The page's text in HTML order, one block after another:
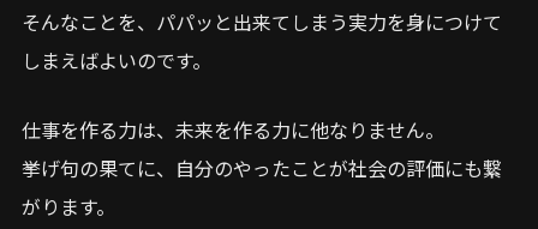
そんなことを、パパッと出来てしまう実力を身につけて
しまえばよいのです。
仕事を作る力は、未来を作る力に他なりません。
挙げ句の果てに、自分のやったことが社会の評価にも繋
がります。